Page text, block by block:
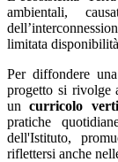
ambientali,
limitata
Per diffondere
progetto si rivolge
uncurricolo
pratiche
dell'Istituto,
riflettersi anche